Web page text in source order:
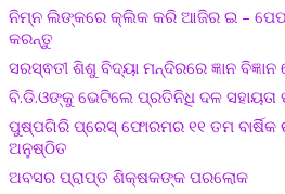
ନିମ୍ନ ଲିଙ୍କରେ କ୍ଲିକ କରି ଆଜିର ଇ –
କରନ୍ତୁ
ସରସ୍ଵତୀ ଶିଶୁ ବିଦ୍ୟା ମନ୍ଦିରରେ ଜ୍ଞାନ
ବି.ଡି.ଓଙ୍କୁ ଭେଟିଲେ ପ୍ରତିନିଧି ଦଳ ସହାୟତା
ପୁଷ୍ପଗିରି ପ୍ରେସ୍ ଫୋରମର ୧୧ ତମ ବାର୍ଷିକ
ଅନୁଷ୍ଠିତ
ଅବସର ପ୍ରାପ୍ତ ଶିକ୍ଷକଙ୍କ ପରଲୋକ